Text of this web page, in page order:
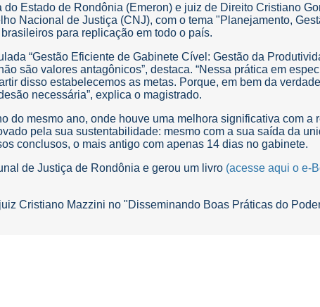
Estado de Rondônia (Emeron) e juiz de Direito Cristiano
Nacional de Justiça (CNJ), com o tema "Planejamento,
para replicação em todo o país.
“Gestão Eficiente de Gabinete Cível: Gestão da
são valores antagônicos”, destaca. “Nessa prática em
disso estabelecemos as metas. Porque, em bem da
necessária”, explica o magistrado.
do mesmo ano, onde houve uma melhora significativa com
pela sua sustentabilidade: mesmo com a sua saída da
conclusos, o mais antigo com apenas 14 dias no gabinete.
de Justiça de Rondônia e gerou um livro (acesse aqui o e-
Cristiano Mazzini no "Disseminando Boas Práticas do